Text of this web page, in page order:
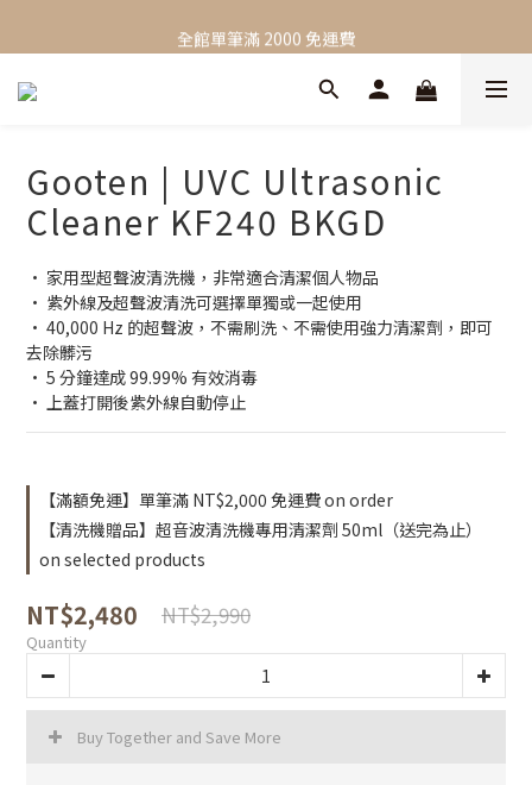
新會員限定，加入會員立即獲得 NT$100 購物金
全館單筆滿 2000 免運費
新會員限定，加入會員立即獲得 NT$100 購物金
Gooten | UVC Ultrasonic
Cleaner KF240 BKGD
• 家用型超聲波清洗機，非常適合清潔個人物品
• 紫外線及超聲波清洗可選擇單獨或一起使用
• 40,000 Hz 的超聲波，不需刷洗、不需使用強力清潔劑，即可
去除髒污
• 5 分鐘達成 99.99% 有效消毒
• 上蓋打開後紫外線自動停止
【滿額免運】單筆滿 NT$2,000 免運費 on order
【清洗機贈品】超音波清洗機專用清潔劑 50ml（送完為止）
on selected products
NT$2,480 NT$2,990
Quantity
Buy Together and Save More